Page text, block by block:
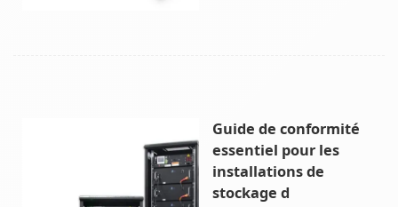
Guide de conformité
essentiel pour les
installations de
stockage d